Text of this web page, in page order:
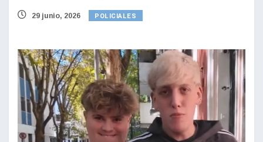
29 junio, 2026 POLICIALES